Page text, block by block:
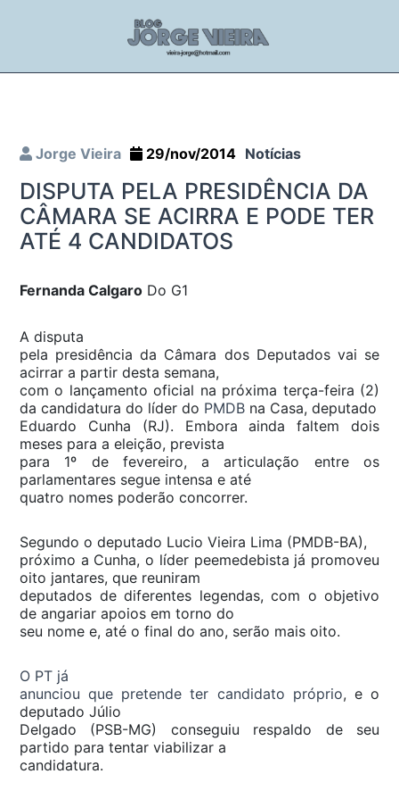
Jorge Vieira 29/nov/2014 Notícias
DISPUTA PELA PRESIDÊNCIA DA
CÂMARA SE ACIRRA E PODE TER
ATÉ 4 CANDIDATOS
Fernanda Calgaro Do G1
A disputa
pela presidência da Câmara dos Deputados vai se
acirrar a partir desta semana,
com o lançamento oficial na próxima terça-feira (2)
da candidatura do líder do PMDB na Casa, deputado
Eduardo Cunha (RJ). Embora ainda faltem dois
meses para a eleição, prevista
para 1º de fevereiro, a articulação entre os
parlamentares segue intensa e até
quatro nomes poderão concorrer.
Segundo o deputado Lucio Vieira Lima (PMDB-BA),
próximo a Cunha, o líder peemedebista já promoveu
oito jantares, que reuniram
deputados de diferentes legendas, com o objetivo
de angariar apoios em torno do
seu nome e, até o final do ano, serão mais oito.
O PT já
anunciou que pretende ter candidato próprio, e o
deputado Júlio
Delgado (PSB-MG) conseguiu respaldo de seu
partido para tentar viabilizar a
candidatura.